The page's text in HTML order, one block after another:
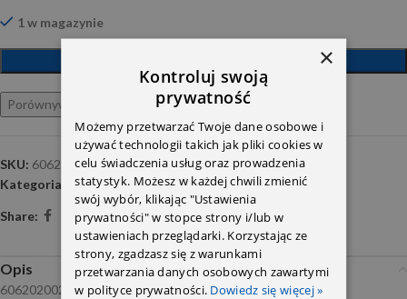
1 w magazynie
Porównywarka Ulubione
SKU: 6062020022
Kategoria:
Paski i napinacze inne
Share:
Opis
6062020022
×
Kontroluj swoją
prywatność
Możemy przetwarzać Twoje dane osobowe i
używać technologii takich jak pliki cookies w
celu świadczenia usług oraz prowadzenia
statystyk. Możesz w każdej chwili zmienić
swój wybór, klikając "Ustawienia
prywatności" w stopce strony i/lub w
ustawieniach przeglądarki. Korzystając ze
strony, zgadzasz się z warunkami
przetwarzania danych osobowych zawartymi
w polityce prywatności. Dowiedz się więcej »